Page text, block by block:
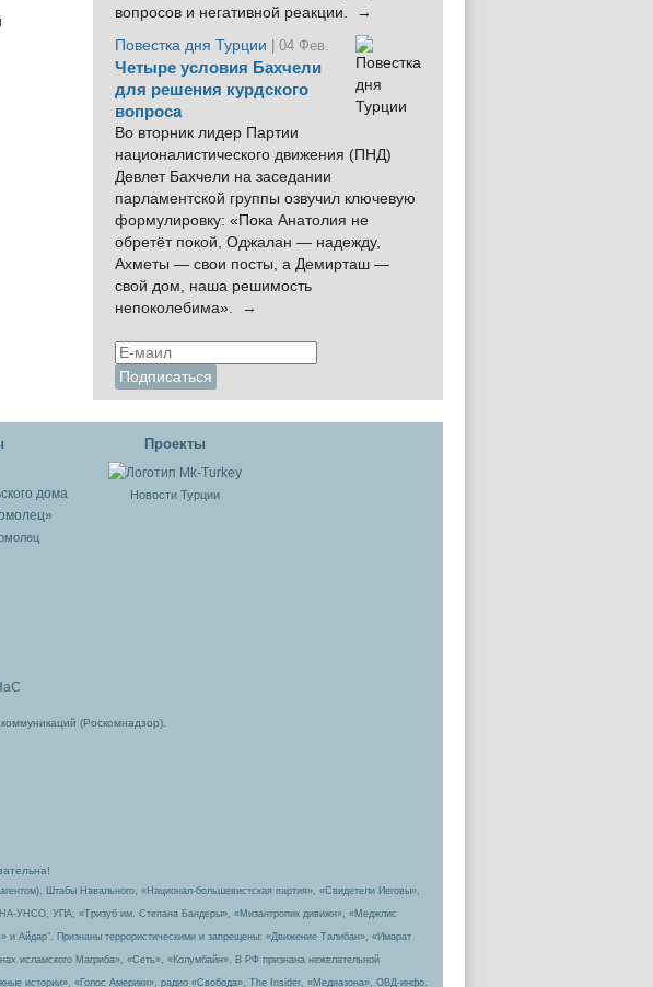
вопросов и негативной реакции. →
Повестка дня Турции
| 04 Фев.
Четыре условия Бахчели
для решения курдского
вопроса
Во вторник лидер Партии
националистического движения (ПНД)
Девлет Бахчели на заседании
парламентской группы озвучил ключевую
формулировку: «Пока Анатолия не
обретёт покой, Оджалан — надежду,
Ахметы — свои посты, а Демирташ —
свой дом, наша решимость
непоколебима». →
Проекты
Новости Турции
(Роскомнадзор).
Штабы Навального, «Национал-большевистская партия», «Свидетели Иеговы»,
УНСО, УПА, «Тризуб им. Степана Бандеры», «Мизантропик дивижн», «Меджлис
и Айдар″. Признаны террористическими и запрещены: «Движение Талибан», «Имарат
исламского Магриба», «Сеть», «Колумбайн». В РФ признана нежелательной
истории», «Голос Америки», радио «Свобода», The Insider, «Медиазона», ОВД-инфо.